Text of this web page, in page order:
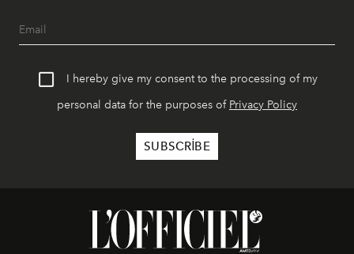
I hereby give my consent to the processing of my
personal data for the purposes of Privacy Policy